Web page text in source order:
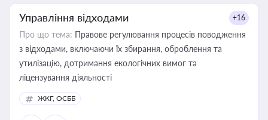
Управління відходами +16
Про що тема: Правове регулювання процесів поводження
з відходами, включаючи їх збирання, оброблення та
утилізацію, дотримання екологічних вимог та
ліцензування діяльності
ЖКГ, ОСББ